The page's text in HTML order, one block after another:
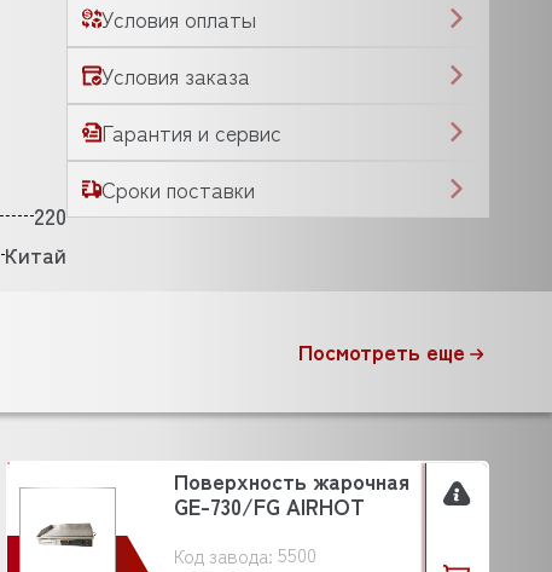
220
Китай
Условия оплаты
Условия заказа
Гарантия и сервис
Сроки поставки
Посмотреть еще
Код завода: 5500
Поверхность жарочная
GE-730/FG AIRHOT